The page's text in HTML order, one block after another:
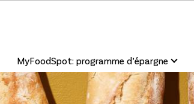
MyFoodSpot: programme d’épargne